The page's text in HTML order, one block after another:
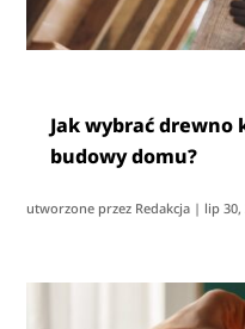
Jak wybrać
budowy domu?
utworzone przez Redakcja | lip 30,